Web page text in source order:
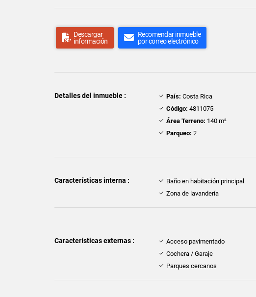
Descargar
información
Recomendar inmueble
por correo electrónico
Detalles del inmueble : País: Costa Rica
Código: 4811075
Área Terreno: 140 m²
Parqueo: 2
Características interna : Baño en habitación principal
Zona de lavandería
Características externas : Acceso pavimentado
Cochera / Garaje
Parques cercanos